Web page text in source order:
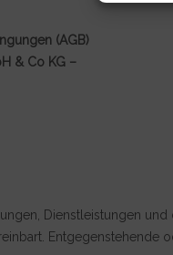
(AGB)
& Co KG –
Dienstleistungen
Entgegenstehende